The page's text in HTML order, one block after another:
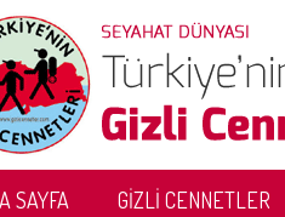
SAYFA GİZLİ CENNETLER